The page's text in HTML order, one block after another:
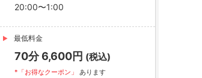
20:00〜1:00
最低料金
70分 6,600円 (税込)
*「お得なクーポン」 あります